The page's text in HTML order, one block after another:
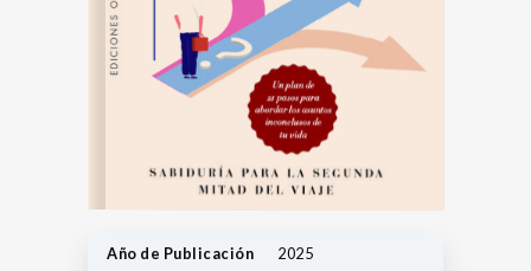
Año de Publicación 2025